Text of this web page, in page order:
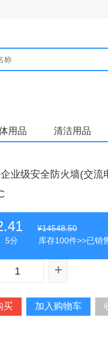
用品 清洁用品
业级安全防火墙(交流
¥14548.50
5分
库存100件>>已销
+
买 加入购物车